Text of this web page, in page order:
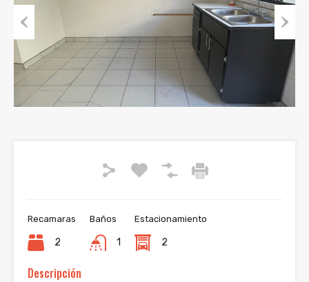
Previous Next
Recamaras
2
Baños
1
Estacionamiento
2
Descripción